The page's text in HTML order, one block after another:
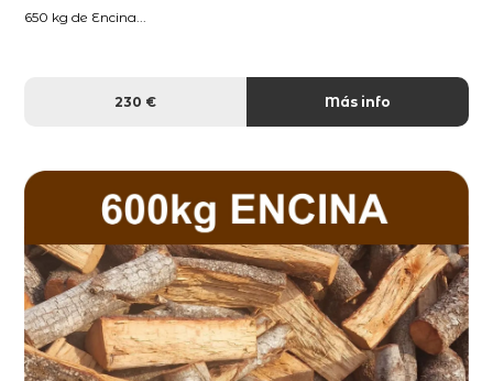
650 kg de Encina...
230 € Más info